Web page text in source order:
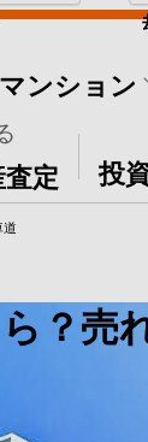
マンション
定 投
道
？売